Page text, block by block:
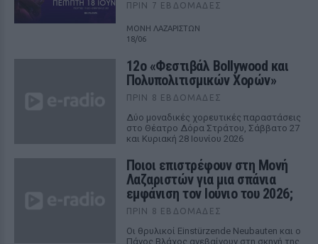
ΠΡΙΝ 7 ΕΒΔΟΜΆΔΕΣ
ΜΟΝΗ ΛΑΖΑΡΙΣΤΩΝ
18/06
12ο «Φεστιβάλ Bollywood και
Πολυπολιτισμικών Χορών»
ΠΡΙΝ 8 ΕΒΔΟΜΆΔΕΣ
Δύο μοναδικές χορευτικές παραστάσεις
στο Θέατρο Δόρα Στράτου, Σάββατο 27
και Κυριακή 28 Ιουνίου 2026
Ποιοι επιστρέφουν στη Μονή
Λαζαριστών για μια σπάνια
εμφάνιση τον Ιούνιο του 2026;
ΠΡΙΝ 8 ΕΒΔΟΜΆΔΕΣ
Οι θρυλικοί Einstürzende Neubauten και ο
Πάνος Βλάχος ανεβαίνουν στη σκηνή της